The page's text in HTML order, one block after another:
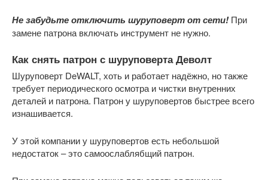
Не забудьте отключить шуруповерт от сети!При
замене патрона включать инструмент не нужно.
Как снять патрон с шуруповерта Деволт
Шуруповерт DeWALT, хоть и работает надёжно, но также
требует периодического осмотра и чистки внутренних
деталей и патрона. Патрон у шуруповертов быстрее всего
изнашивается.
У этой компании у шуруповертов есть небольшой
недостаток – это самоослаблябщий патрон.